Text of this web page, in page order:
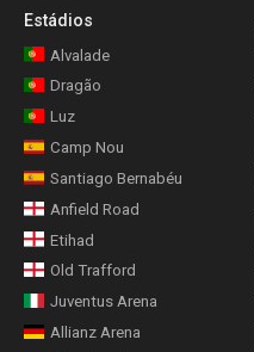
Estádios
Alvalade
Dragão
Luz
Camp Nou
Santiago Bernabéu
Anfield Road
Etihad
Old Trafford
Juventus Arena
Allianz Arena